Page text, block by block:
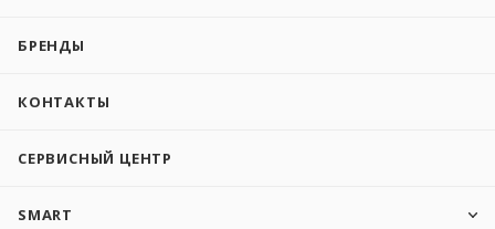
БРЕНДЫ
КОНТАКТЫ
СЕРВИСНЫЙ ЦЕНТР
SMART